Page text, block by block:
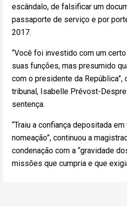
escândalo, de falsificar um
passaporte de serviço e por
2017.
“Você foi investido com um
suas funções, mas presumido
com o presidente da
tribunal, Isabelle Prévost-
sentença.
“Traiu a confiança depositada
nomeação”, continuou a
condenação com a “gravidade
missões que cumpria e que